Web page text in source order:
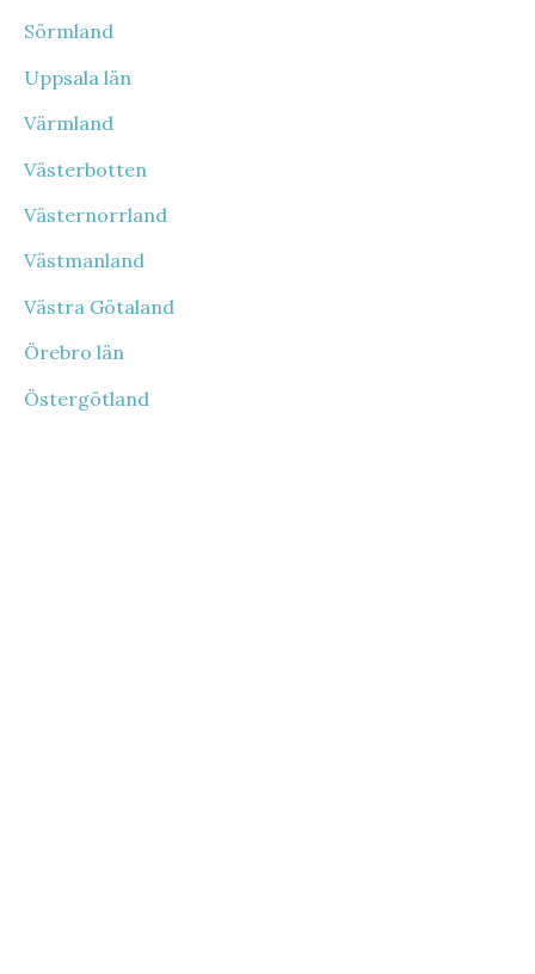
Sörmland
Uppsala län
Värmland
Västerbotten
Västernorrland
Västmanland
Västra Götaland
Örebro län
Östergötland